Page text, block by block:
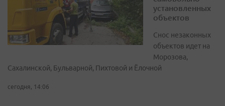
установленных
объектов
Снос незаконных
объектов идет на
Морозова,
Сахалинской, Бульварной, Пихтовой и Ёлочной
сегодня, 14:06